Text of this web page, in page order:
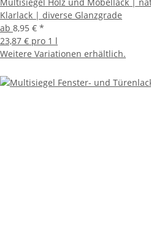
Klarlack | diverse Glanzgrade
ab 8,95 € *
23,87 € pro 1 l
Weitere Variationen erhältlich.